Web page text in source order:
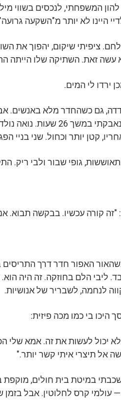
המשפחתי, לנכסים בשווי
היינו לא יותר מ"השקעה
ציפיתי שיקום, יהפוך את
עשה זאת. השתיקה שלו הייתה
ירדו לי המים.
גם כשהחדר מלא באנשים.
למדבר אינסופי. נאבקתי
קטן יותר וכחול. שני בניי
גופי שבור ולבי ריק.
"זה קורה עכשיו. בבקשה תבוא.
האפור חדר דרך התריסים
ליבי הלם בחוזקה. זה היה הוא.
לנחמה, לשבריר של אנושיות.
היכו בי כמו מכה פיזית:
יכול לעשות את זה. אמא שלי
אל תיצרי איתי קשר יותר."
במיטת בית חולים, מוקפת
עולמי קרס לחלוטין. אבל